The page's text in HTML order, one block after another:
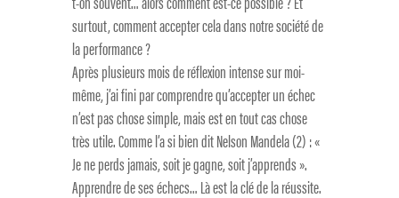
surtout, comment accepter cela dans notre société de
la performance ?
Après plusieurs mois de réflexion intense sur moi-
même, j’ai fini par comprendre qu’accepter un échec
n’est pas chose simple, mais est en tout cas chose
très utile. Comme l’a si bien dit Nelson Mandela (2) : «
Je ne perds jamais, soit je gagne, soit j’apprends ».
Apprendre de ses échecs… Là est la clé de la réussite.